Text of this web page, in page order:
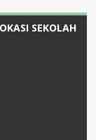
SEKOLAH